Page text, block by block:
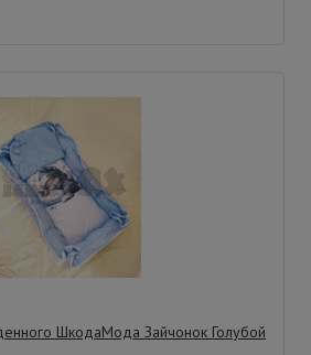
ШкодаМода Зайчонок Голубой